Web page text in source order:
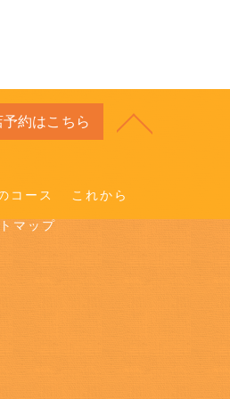
約はこちら
コース これから
マップ